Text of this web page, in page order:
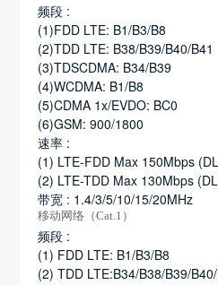
频段 :
(1)FDD LTE: B1/B3/B8
(2)TDD LTE: B38/B39/B40/B41
(3)TDSCDMA: B34/B39
(4)WCDMA: B1/B8
(5)CDMA 1x/EVDO: BC0
(6)GSM: 900/1800
速率 :
(1) LTE-FDD Max 150Mbps
(2) LTE-TDD Max 130Mbps
带宽 : 1.4/3/5/10/15/20MHz
移动网络（Cat.1）
频段 :
(1) FDD LTE: B1/B3/B8
(2) TDD LTE:B34/B38/B39/B40/